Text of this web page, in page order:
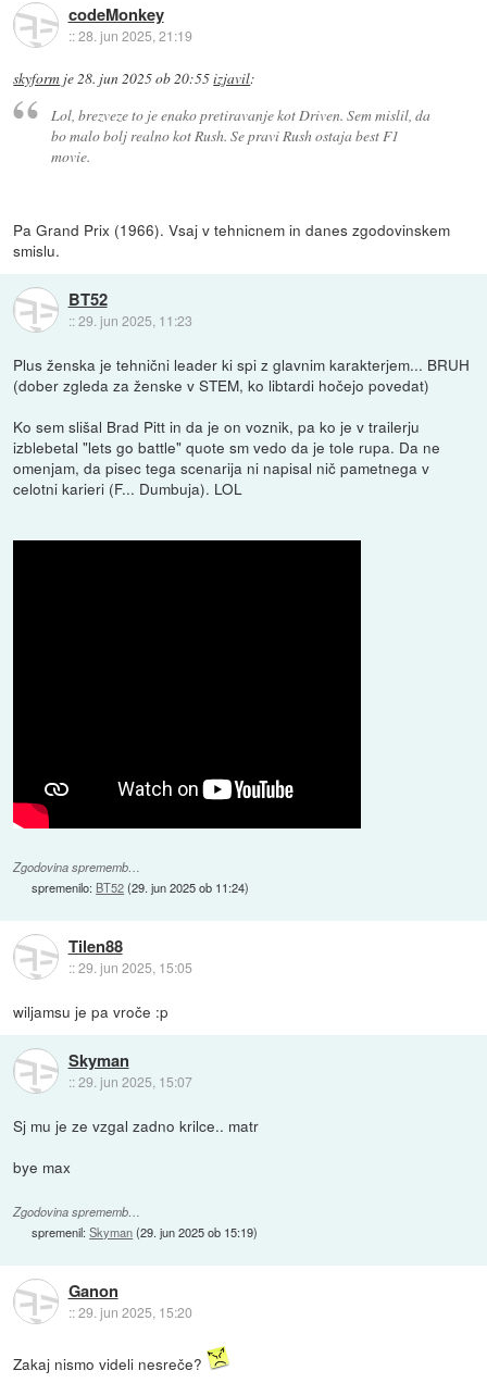
codeMonkey
::28. jun 2025, 21:19
skyform je28. jun 2025 ob 20:55izjavil:
Lol, brezveze to je enako pretiravanje kot Driven. Sem mislil, da
bo malo bolj realno kot Rush. Se pravi Rush ostaja best F1
movie.
Pa Grand Prix (1966). Vsaj v tehnicnem in danes zgodovinskem
smislu.
BT52
::29. jun 2025, 11:23
Plus ženska je tehnični leader ki spi z glavnim karakterjem... BRUH
(dober zgleda za ženske v STEM, ko libtardi hočejo povedat)
Ko sem slišal Brad Pitt in da je on voznik, pa ko je v trailerju
izblebetal "lets go battle" quote sm vedo da je tole rupa. Da ne
omenjam, da pisec tega scenarija ni napisal nič pametnega v
celotni karieri (F... Dumbuja). LOL
Zgodovina sprememb…
spremenilo: BT52(29. jun 2025 ob 11:24)
Tilen88
::29. jun 2025, 15:05
wiljamsu je pa vroče :p
Skyman
::29. jun 2025, 15:07
Sj mu je ze vzgal zadno krilce.. matr
bye max
Zgodovina sprememb…
spremenil:Skyman(29. jun 2025 ob 15:19)
Ganon
::29. jun 2025, 15:20
Zakaj nismo videli nesreče?